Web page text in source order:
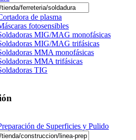
de plasma
fotosensibles
MIG/MAG monofásicas
MIG/MAG trifásicas
MMA monofásicas
MMA trifásicas
TIG
de Superficies y Pulido